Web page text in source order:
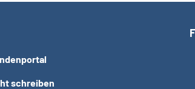
schreiben